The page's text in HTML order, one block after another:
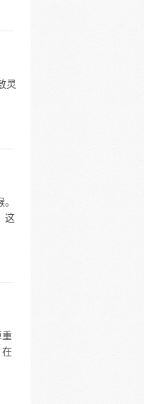
灵
这
重
在